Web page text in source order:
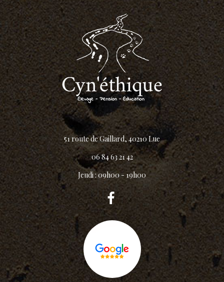
51 route de Gaillard, 40210 Lue
06 84 63 21 42
Jeudi : 09h00 - 19h00